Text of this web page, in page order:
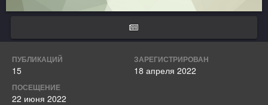
ПУБЛИКАЦИЙ
15
ЗАРЕГИСТРИРОВАН
18 апреля 2022
ПОСЕЩЕНИЕ
22 июня 2022